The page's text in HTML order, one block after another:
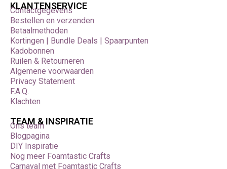
KLANTENSERVICE
Contactgegevens
Bestellen en verzenden
Betaalmethoden
Kortingen | Bundle Deals | Spaarpunten
Kadobonnen
Ruilen & Retourneren
Algemene voorwaarden
Privacy Statement
F.A.Q.
Klachten
TEAM & INSPIRATIE
Ons team
Blogpagina
DIY Inspiratie
Nog meer Foamtastic Crafts
Carnaval met Foamtastic Crafts